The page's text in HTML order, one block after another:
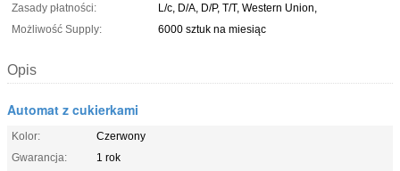
Zasady płatności:
L/c, D/A, D/P, T/T, Western Union,
Możliwość Supply:
6000 sztuk na miesiąc
Opis
Automat z cukierkami
Kolor:
Czerwony
Gwarancja:
1 rok